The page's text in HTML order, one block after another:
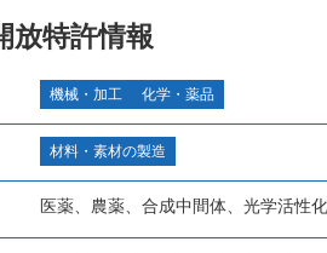
放特許情報
機械・加工 化学・薬品
材料・素材の製造
医薬、農薬、合成中間体、光学活性